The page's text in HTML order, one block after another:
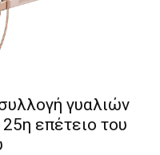
γυαλιών
επέτειο του